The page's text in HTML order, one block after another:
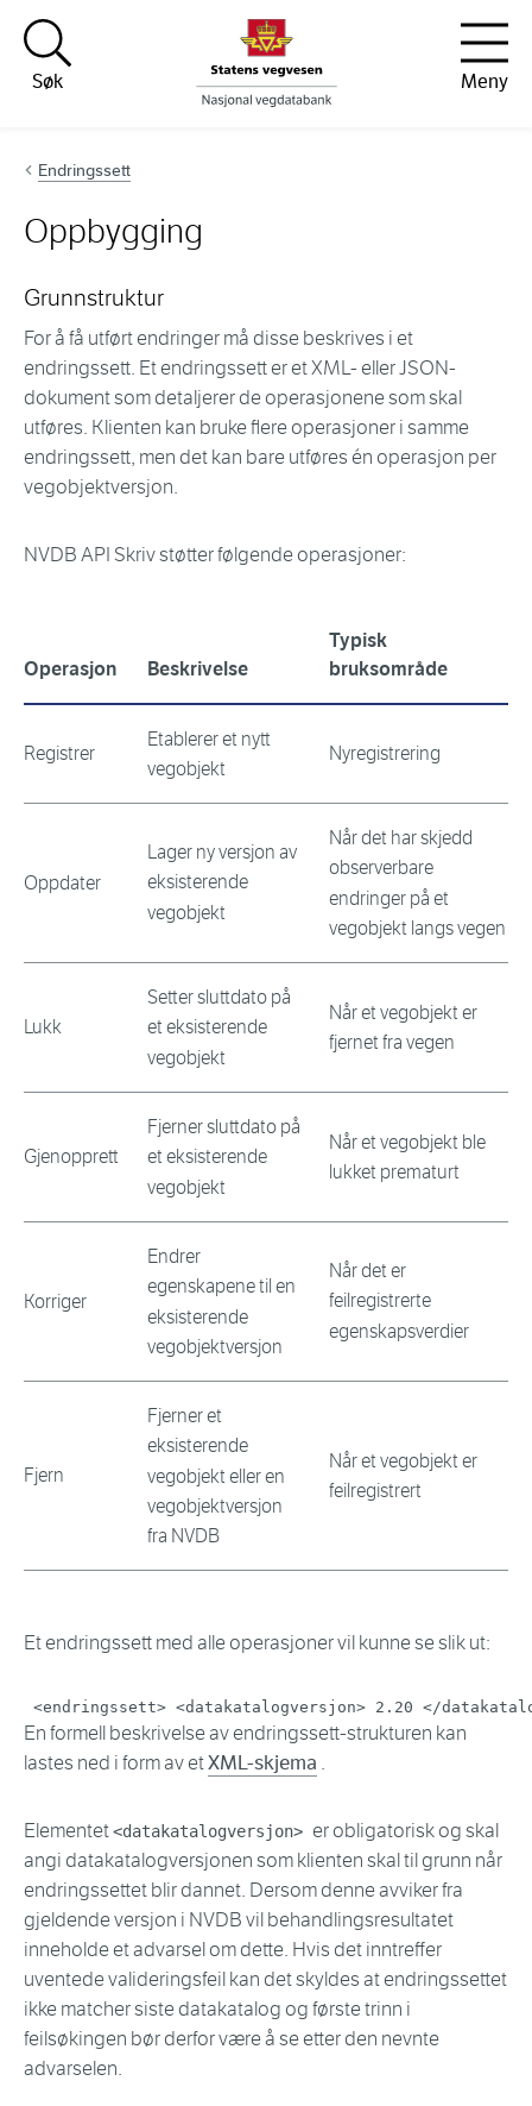
Hopp til innhold
Søk
Meny
Endringssett
Oppbygging
Grunnstruktur
For å få utført endringer må disse beskrives i et
endringssett. Et endringssett er et XML- eller JSON-
dokument som detaljerer de operasjonene som skal
utføres. Klienten kan bruke flere operasjoner i samme
endringssett, men det kan bare utføres én operasjon per
vegobjektversjon.
NVDB API Skriv støtter følgende operasjoner:
Operasjon Beskrivelse
Typisk
bruksområde
Registrer
Etablerer et nytt
vegobjekt
Nyregistrering
Oppdater
Lager ny versjon av
eksisterende
vegobjekt
Når det har skjedd
observerbare
endringer på et
vegobjekt langs vegen
Lukk
Setter sluttdato på
et eksisterende
vegobjekt
Når et vegobjekt er
fjernet fra vegen
Gjenopprett
Fjerner sluttdato på
et eksisterende
vegobjekt
Når et vegobjekt ble
lukket prematurt
Korriger
Endrer
egenskapene til en
eksisterende
vegobjektversjon
Når det er
feilregistrerte
egenskapsverdier
Fjern
Fjerner et
eksisterende
vegobjekt eller en
vegobjektversjon
fra NVDB
Når et vegobjekt er
feilregistrert
Et endringssett med alle operasjoner vil kunne se slik ut:
<endringssett> <datakatalogversjon> 2.20 </
En formell beskrivelse av endringssett-strukturen kan
lastes ned i form av etXML-skjema .
Elementet<datakatalogversjon> er obligatorisk og skal
angi datakatalogversjonen som klienten skal til grunn når
endringssettet blir dannet. Dersom denne avviker fra
gjeldende versjon i NVDB vil behandlingsresultatet
inneholde et advarsel om dette. Hvis det inntreffer
uventede valideringsfeil kan det skyldes at endringssettet
ikke matcher siste datakatalog og første trinn i
feilsøkingen bør derfor være å se etter den nevnte
advarselen.